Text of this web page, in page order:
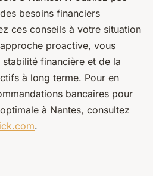
besoins financiers
ces conseils à votre situation
proactive, vous
financière et de la
à long terme. Pour en
bancaires pour
à Nantes, consultez
.